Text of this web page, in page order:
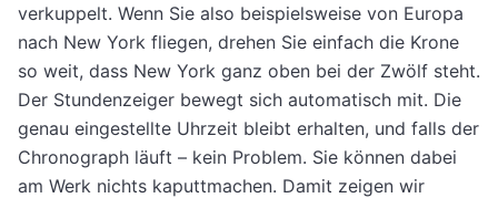
verkuppelt. Wenn Sie also beispielsweise von Europa
nach New York fliegen, drehen Sie einfach die Krone
so weit, dass New York ganz oben bei der Zwölf steht.
Der Stundenzeiger bewegt sich automatisch mit. Die
genau eingestellte Uhrzeit bleibt erhalten, und falls der
Chronograph läuft – kein Problem. Sie können dabei
am Werk nichts kaputtmachen. Damit zeigen wir